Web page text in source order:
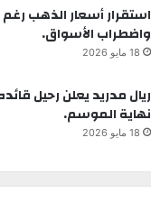
استقرار أسعار الذهب
واضطراب الأسواق.
18 مايو 2026
ريال مدريد يعلن رحيل
نهاية الموسم.
18 مايو 2026